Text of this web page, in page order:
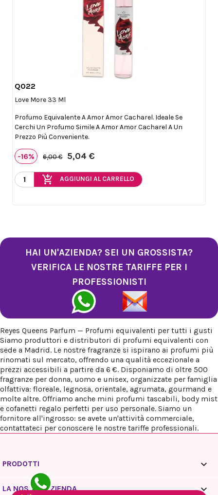
Q022
Love More 33 Ml
Profumo Equivalente A Amor Amor Cacharel. Ideale Se
Cerchi Un Profumo Simile A Amor Amor Cacharel A Un
Prezzo Più Conveniente.
-16% 6,00 € 5,04 €
add_shopping_cart AGGIUNGI AL CARRELLO
HAI UN'AZIENDA? SEI UN GROSSISTA?
VERIFICA LE NOSTRE TARIFFE PER I
PROFESSIONISTI
Reyes Queens Parfum — Profumi equivalenti per tutti i gusti
Siamo produttori e distributori di profumi equivalenti con
sede a Madrid. Le nostre fragranze si ispirano ai profumi più
rinomati sul mercato, offrendo una qualità eccezionale a
prezzi accessibili a partire da 6 €. Disponiamo di oltre 500
fragranze per donna, uomo e unisex, organizzate per famiglia
olfattiva: floreale, legnosa, orientale, agrumata, gourmand e
molte altre. Offriamo anche mini profumi tascabili, body mist
e cofanetti regalo perfetti per uso personale. Siamo un
fornitore all'ingrosso: se avete un'attività commerciale,
contattateci per conoscere le nostre tariffe professionali.
PRODOTTI 
LA NOSTRA AZIENDA 